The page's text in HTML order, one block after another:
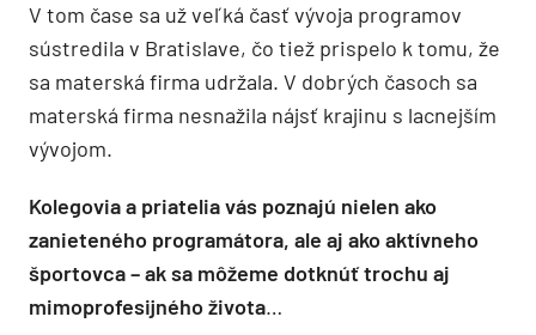
V tom čase sa už veľká časť vývoja programov
sústredila v Bratislave, čo tiež prispelo k tomu, že
sa materská firma udržala. V dobrých časoch sa
materská firma nesnažila nájsť krajinu s lacnejším
vývojom.
Kolegovia a priatelia vás poznajú nielen ako
zanieteného programátora, ale aj ako aktívneho
športovca – ak sa môžeme dotknúť trochu aj
mimoprofesijného života…